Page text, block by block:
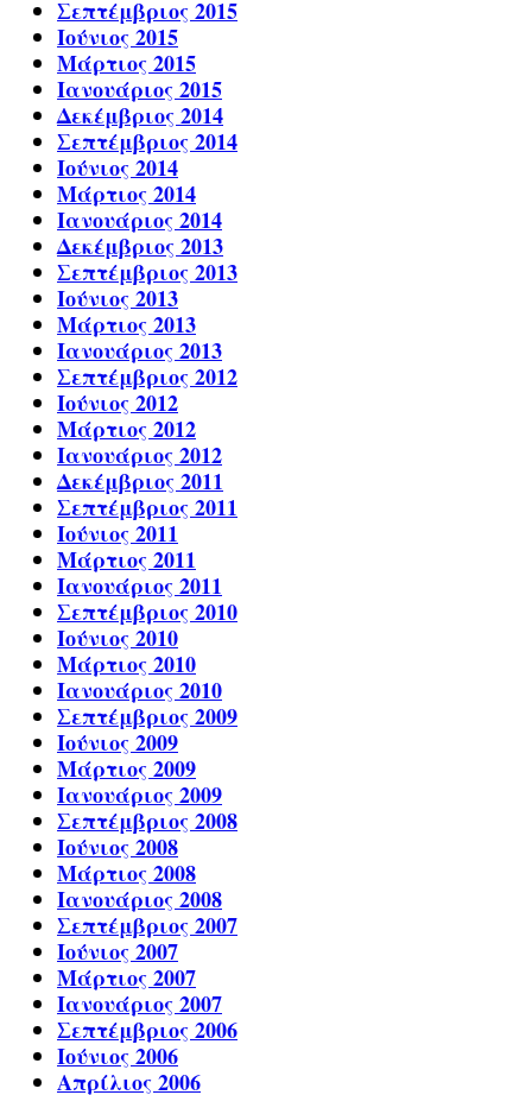
Σεπτέμβριος 2015
Ιούνιος 2015
Μάρτιος 2015
Ιανουάριος 2015
Δεκέμβριος 2014
Σεπτέμβριος 2014
Ιούνιος 2014
Μάρτιος 2014
Ιανουάριος 2014
Δεκέμβριος 2013
Σεπτέμβριος 2013
Ιούνιος 2013
Μάρτιος 2013
Ιανουάριος 2013
Σεπτέμβριος 2012
Ιούνιος 2012
Μάρτιος 2012
Ιανουάριος 2012
Δεκέμβριος 2011
Σεπτέμβριος 2011
Ιούνιος 2011
Μάρτιος 2011
Ιανουάριος 2011
Σεπτέμβριος 2010
Ιούνιος 2010
Μάρτιος 2010
Ιανουάριος 2010
Σεπτέμβριος 2009
Ιούνιος 2009
Μάρτιος 2009
Ιανουάριος 2009
Σεπτέμβριος 2008
Ιούνιος 2008
Μάρτιος 2008
Ιανουάριος 2008
Σεπτέμβριος 2007
Ιούνιος 2007
Μάρτιος 2007
Ιανουάριος 2007
Σεπτέμβριος 2006
Ιούνιος 2006
Απρίλιος 2006